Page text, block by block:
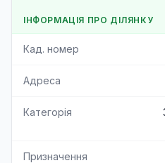
ІНФОРМАЦІЯ ПРО ДІЛЯНКУ
Кад. номер
Адреса
Категорія
Призначення